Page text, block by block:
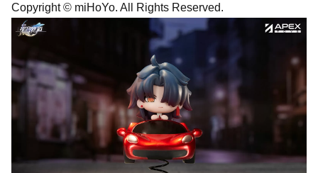
Copyright © miHoYo. All Rights Reserved.